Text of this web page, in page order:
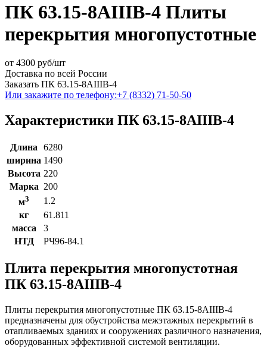
ПК 63.15-8АIIIВ-4 Плиты
перекрытия многопустотные
от 4300 руб/шт
Доставка по всей России
Заказать ПК 63.15-8АIIIВ-4
Или закажите по телефону:+7 (8332) 71-50-50
Характеристики ПК 63.15-8АIIIВ-4
Длина
6280
ширина 1490
Высота 220
Марка 200
м3
1.2
кг
61.811
масса
3
НТД
РЧ96-84.1
Плита перекрытия многопустотная
ПК 63.15-8АIIIВ-4
Плиты перекрытия многопустотные ПК 63.15-8АIIIВ-4
предназначены для обустройства межэтажных перекрытий в
отапливаемых зданиях и сооружениях различного назначения,
оборудованных эффективной системой вентиляции.